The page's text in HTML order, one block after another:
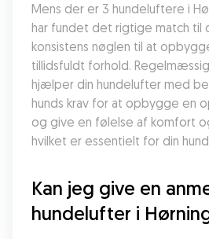
Mens der er 3 hundeluftere i
har fundet det rigtige match til
konsistens nøglen til at
tillidsfuldt forhold.
hjælper din hundelufter med
hunds krav for at opbygge en
og give en følelse af komfort
hvilket er essentielt for din
Kan jeg give en
hundelufter i